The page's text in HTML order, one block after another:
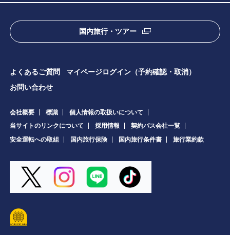
国内旅行・ツアー
よくあるご質問
マイページログイン（予約確認・取消）
お問い合わせ
会社概要 標識
個人情報の取扱いについて
当サイトのリンクについて
採用情報
契約バス会社一覧
安全運転への取組
国内旅行保険 国内旅行条件書 旅行業約款